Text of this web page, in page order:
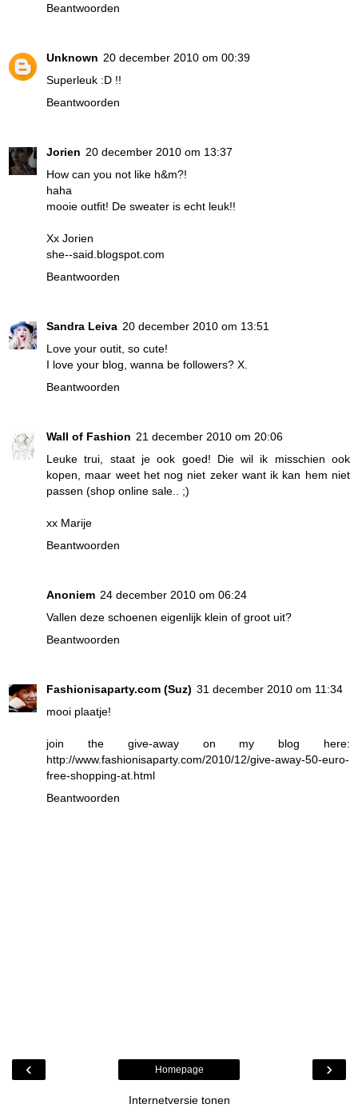
Beantwoorden
Unknown 20 december 2010 om 00:39
Superleuk :D !!
Beantwoorden
Jorien 20 december 2010 om 13:37
How can you not like h&m?!
haha
mooie outfit! De sweater is echt leuk!!
Xx Jorien
she--said.blogspot.com
Beantwoorden
Sandra Leiva 20 december 2010 om 13:51
Love your outit, so cute!
I love your blog, wanna be followers? X.
Beantwoorden
Wall of Fashion 21 december 2010 om 20:06
Leuke trui, staat je ook goed! Die wil ik misschien ook
kopen, maar weet het nog niet zeker want ik kan hem niet
passen (shop online sale.. ;)
xx Marije
Beantwoorden
Anoniem 24 december 2010 om 06:24
Vallen deze schoenen eigenlijk klein of groot uit?
Beantwoorden
Fashionisaparty.com (Suz) 31 december 2010 om 11:34
mooi plaatje!
join the give-away on my blog here:
http://www.fashionisaparty.com/2010/12/give-away-50-euro-
free-shopping-at.html
Beantwoorden
‹ ›
Homepage
Internetversie tonen